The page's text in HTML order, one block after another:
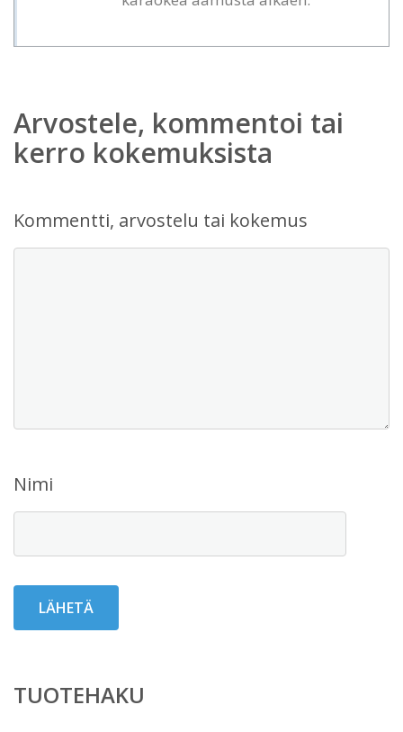
Arvostele, kommentoi tai
kerro kokemuksista
Kommentti, arvostelu tai kokemus
Nimi
TUOTEHAKU